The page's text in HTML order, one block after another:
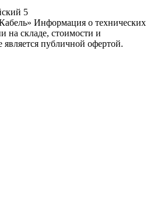
5
Информация о технических
на складе, стоимости и
является публичной офертой.